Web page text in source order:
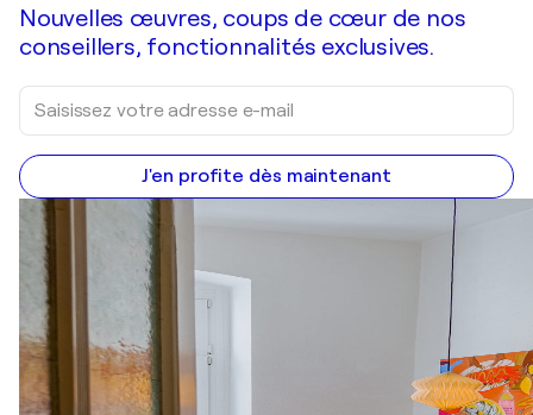
Nouvelles œuvres, coups de cœur de nos
conseillers, fonctionnalités exclusives.
J'en profite dès maintenant